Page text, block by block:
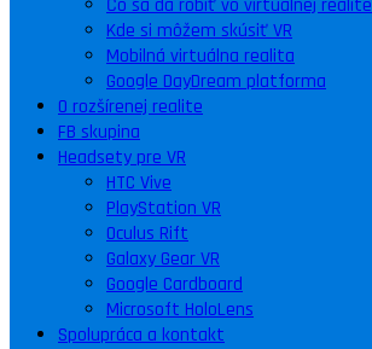
Čo sa dá robiť vo virtuálnej realite
Kde si môžem skúsiť VR
Mobilná virtuálna realita
Google DayDream platforma
O rozšírenej realite
FB skupina
Headsety pre VR
HTC Vive
PlayStation VR
Oculus Rift
Galaxy Gear VR
Google Cardboard
Microsoft HoloLens
Spolupráca a kontakt